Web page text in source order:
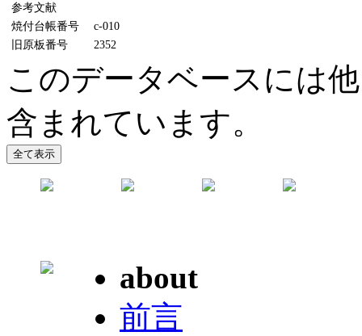
参考文献
焼付台帳番号
c-010
旧原板番号
2352
このデータベースには
含まれています。
about
前言